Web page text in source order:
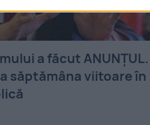
a făcut ANUNȚUL.
săptămâna viitoare în